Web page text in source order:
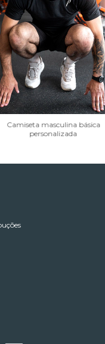
Camiseta masculina básica
personalizada